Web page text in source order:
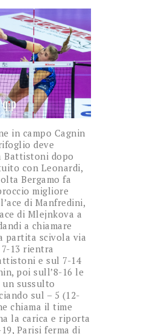
in campo Cagnin
deve
Battistoni dopo
con Leonardi,
Bergamo fa
migliore
di Manfredini,
di Mlejnkova a
a chiamare
partita scivola via
13 rientra
e sul 7-14
poi sull’8-16 le
sussulto
sul – 5 (12-
chiama il time
la carica e riporta
Parisi ferma di